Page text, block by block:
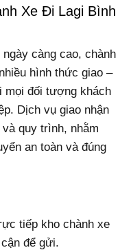
Xe Đi Lagi Bình
càng cao, chành
hình thức giao –
mọi đối tượng khách
Dịch vụ giao nhận
quy trình, nhằm
an toàn và đúng
tiếp kho chành xe
để gửi.